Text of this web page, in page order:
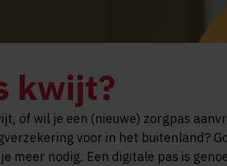
kwijt?
of wil je een (nieuwe) zorgpas
voor in het buitenland?
meer nodig. Een digitale pas is